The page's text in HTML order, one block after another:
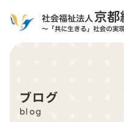
ブログ
blog